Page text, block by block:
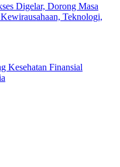
Digelar, Dorong Masa
Teknologi,
Kesehatan Finansial